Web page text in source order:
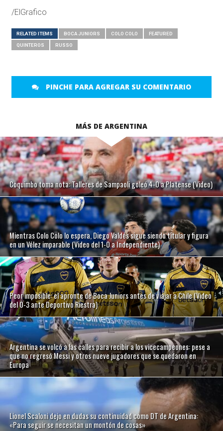
/ElGrafico
RELATED ITEMS BOCA JUNIORS COLO COLO FEATURED
QUINTEROS RUSSO
PINCHE PARA AGREGAR SU COMENTARIO
MÁS DE ARGENTINA
Coquimbo toma nota: Talleres de Sampaoli goleó 4-0 a Platense (Video)
Mientras Colo Colo lo espera, Diego Valdés sigue siendo titular y figura
en un Vélez imparable (Video del 1-0 a Independiente)
Peor imposible: el apronte de Boca Juniors antes de viajar a Chile (Video
del 0-3 ante Deportivo Riestra)
Argentina se volcó a las calles para recibir a los vicecampeones: pese a
que no regresó Messi y otros nueve jugadores que se quedaron en
Europa
Lionel Scaloni dejo en dudas su continuidad como DT de Argentina:
«Para seguir se necesitan un montón de cosas»